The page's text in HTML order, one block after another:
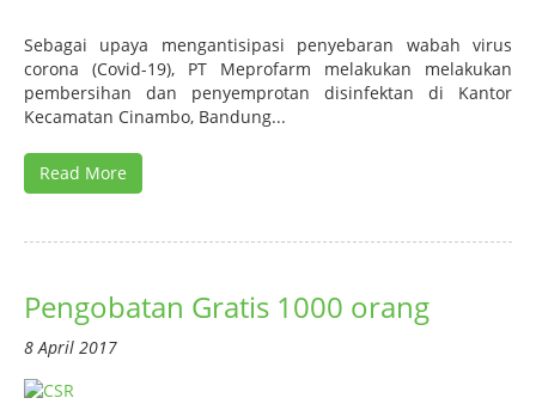
Sebagai upaya mengantisipasi penyebaran wabah virus
corona (Covid-19), PT Meprofarm melakukan melakukan
pembersihan dan penyemprotan disinfektan di Kantor
Kecamatan Cinambo, Bandung...
Read More
Pengobatan Gratis 1000 orang
8 April 2017